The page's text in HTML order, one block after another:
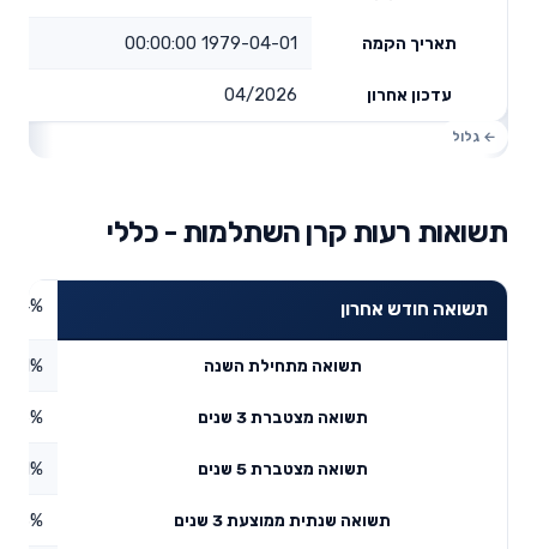
תאריך הקמה 1979-04-01 00:00:00
עדכון אחרון 04/2026
תשואות רעות קרן השתלמות - כללי
תשואה חודש אחרון
תשואה מתחילת השנה 5.1%
תשואה מצטברת 3 שנים
תשואה מצטברת 5 שנים
תשואה שנתית ממוצעת 3 שנים